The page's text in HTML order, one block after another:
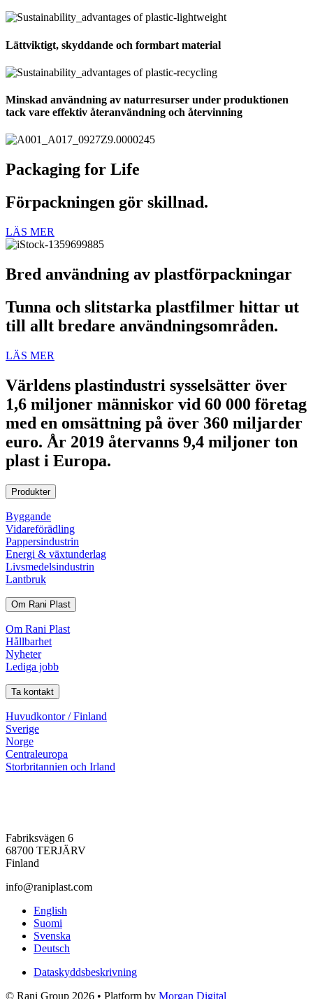
Lättviktigt, skyddande och formbart material
Minskad användning av naturresurser under produktionen
tack vare effektiv återanvändning och återvinning
Packaging for Life
Förpackningen gör skillnad.
LÄS MER
Bred användning av plastförpackningar
Tunna och slitstarka plastfilmer hittar ut
till allt bredare användningsområden.
LÄS MER
Världens plastindustri sysselsätter över
1,6 miljoner människor vid 60 000 företag
med en omsättning på över 360 miljarder
euro. År 2019 återvanns 9,4 miljoner ton
plast i Europa.
Produkter
Byggande
Vidareförädling
Pappersindustrin
Energi & växtunderlag
Livsmedelsindustrin
Lantbruk
Om Rani Plast
Om Rani Plast
Hållbarhet
Nyheter
Lediga jobb
Ta kontakt
Huvudkontor / Finland
Sverige
Norge
Centraleuropa
Storbritannien och Irland
Fabriksvägen 6
68700 TERJÄRV
Finland
info@raniplast.com
Facebook
YouTube
Instagram
LinkedInEnglish
Suomi
Svenska
Deutsch
Dataskyddsbeskrivning
© Rani Group 2026 • Platform by Morgan Digital